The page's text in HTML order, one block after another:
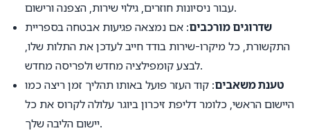
עבור ניסיונות חוזרים, גילוי שירות, הצפנה ורישום.
שדרוגים מורכבים: אם נמצאה פגיעות אבטחה בספריית
התקשורת, כל מיקרו-שירות בודד חייב לעדכן את התלות שלו,
לבצע קומפילציה מחדש ולפריסה מחדש.
טענת משאבים: קוד העזר פועל באותו תהליך זמן ריצה כמו
היישום הראשי, כלומר דליפת זיכרון ביוגר עלולה לקרוס את כל
יישום הליבה שלך.